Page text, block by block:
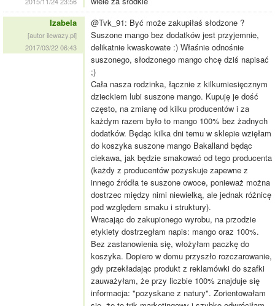
Izabela
[autor ilewazy.pl]
2017/03/22 06:43
@Tvk_91: Być może zakupiłaś słodzone ?
Suszone mango bez dodatków jest przyjemnie,
delikatnie kwaskowate :) Właśnie odnośnie
suszonego, słodzonego mango chcę dziś napisać
;)
Cała nasza rodzinka, łącznie z kilkumiesięcznym
dzieckiem lubi suszone mango. Kupuję je dość
często, na zmianę od kilku producentów i za
każdym razem było to mango 100% bez żadnych
dodatków. Będąc kilka dni temu w sklepie wzięłam
do koszyka suszone mango Bakalland będąc
ciekawa, jak będzie smakować od tego producenta
(każdy z producentów pozyskuje zapewne z
innego źródła te suszone owoce, ponieważ można
dostrzec między nimi niewielką, ale jednak różnicę
pod względem smaku i struktury).
Wracając do zakupionego wyrobu, na przodzie
etykiety dostrzegłam napis: mango oraz 100%.
Bez zastanowienia się, włożyłam paczkę do
koszyka. Dopiero w domu przyszło rozczarowanie,
gdy przekładając produkt z reklamówki do szafki
zauważyłam, że przy liczbie 100% znajduje się
informacja: "pozyskane z natury". Zorientowałam